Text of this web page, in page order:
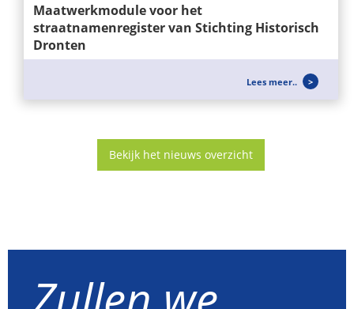
Maatwerkmodule voor het
straatnamenregister van Stichting Historisch
Dronten
Wij ontwikkelen niet alleen websites, maar ook
Lees meer..
Bekijk het nieuws overzicht